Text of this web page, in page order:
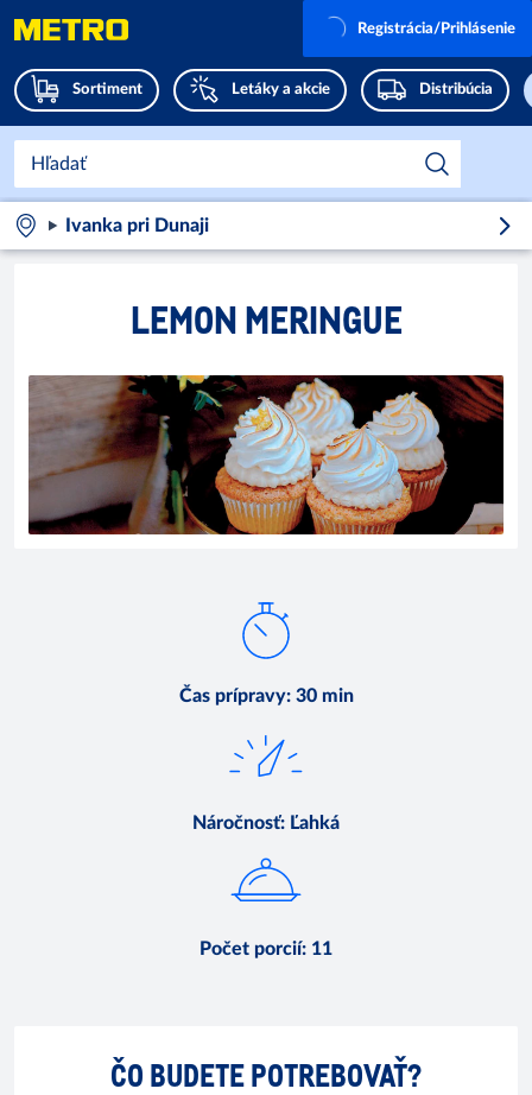
Sortiment Letáky a akcie Distribúcia
Registrácia/Prihlásenie
Ivanka pri Dunaji
LEMON MERINGUE
Čas prípravy: 30 min
Náročnosť: Ľahká
Počet porcií: 11
ČO BUDETE POTREBOVAŤ?